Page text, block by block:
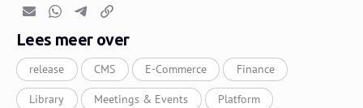
E-mailWhatsapp
TelegramKopieer link
Lees meer over
release CMS E-Commerce Finance
Library Meetings & Events Platform